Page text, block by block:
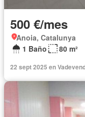
500 €/mes
Anoia, Catalunya
1 Baño
80 m²
22 sept 2025 en